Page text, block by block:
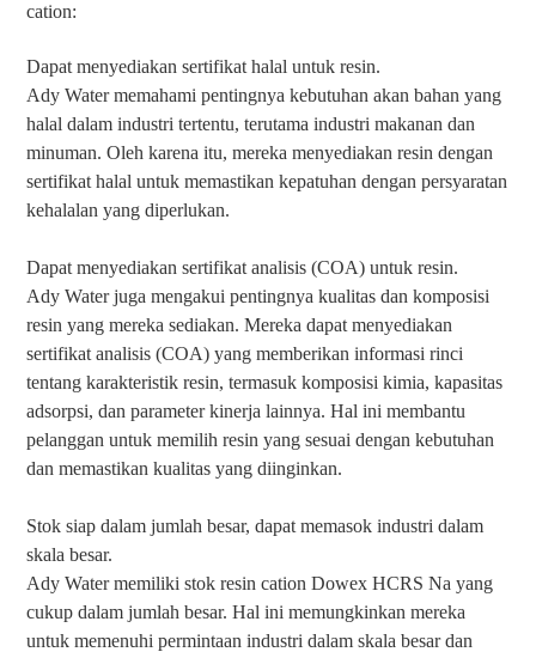
cation:
Dapat menyediakan sertifikat halal untuk resin.
Ady Water memahami pentingnya kebutuhan akan bahan yang
halal dalam industri tertentu, terutama industri makanan dan
minuman. Oleh karena itu, mereka menyediakan resin dengan
sertifikat halal untuk memastikan kepatuhan dengan persyaratan
kehalalan yang diperlukan.
Dapat menyediakan sertifikat analisis (COA) untuk resin.
Ady Water juga mengakui pentingnya kualitas dan komposisi
resin yang mereka sediakan. Mereka dapat menyediakan
sertifikat analisis (COA) yang memberikan informasi rinci
tentang karakteristik resin, termasuk komposisi kimia, kapasitas
adsorpsi, dan parameter kinerja lainnya. Hal ini membantu
pelanggan untuk memilih resin yang sesuai dengan kebutuhan
dan memastikan kualitas yang diinginkan.
Stok siap dalam jumlah besar, dapat memasok industri dalam
skala besar.
Ady Water memiliki stok resin cation Dowex HCRS Na yang
cukup dalam jumlah besar. Hal ini memungkinkan mereka
untuk memenuhi permintaan industri dalam skala besar dan